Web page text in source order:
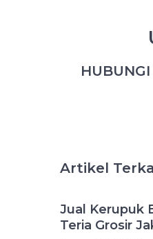
HUBUNGI
Artikel
Jual Kerupuk
Teria Grosir